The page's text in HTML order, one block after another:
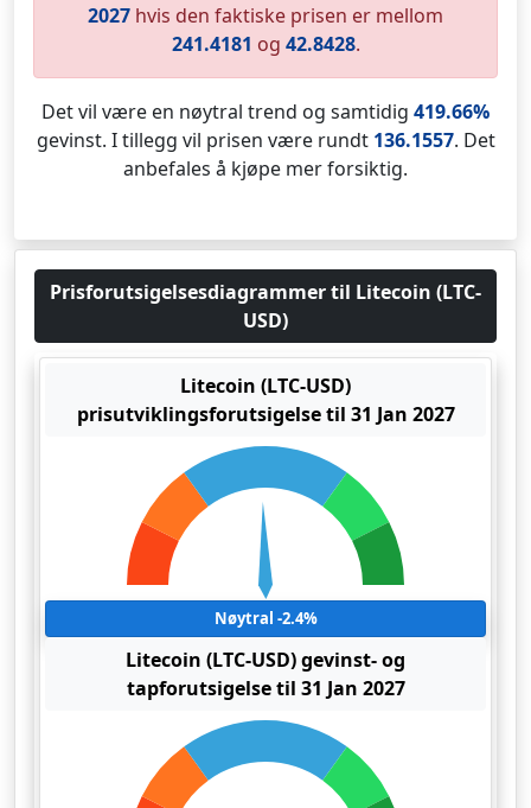
2027 hvis den faktiske prisen er mellom
241.4181 og 42.8428.
Det vil være en nøytral trend og samtidig 419.66%
gevinst. I tillegg vil prisen være rundt 136.1557. Det
anbefales å kjøpe mer forsiktig.
Prisforutsigelsesdiagrammer til Litecoin (LTC-
USD)
Litecoin (LTC-USD)
prisutviklingsforutsigelse til 31 Jan 2027
Nøytral -2.4%
Litecoin (LTC-USD) gevinst- og
tapforutsigelse til 31 Jan 2027